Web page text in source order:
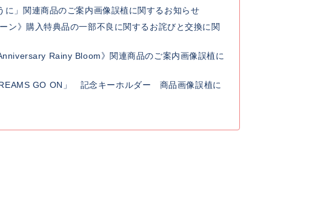
」関連商品のご案内画像誤植に関するお知らせ
ン》購入特典品の一部不良に関するお詫びと交換に関
Rainy Bloom》関連商品のご案内画像誤植に
GO ON」 記念キーホルダー 商品画像誤植に